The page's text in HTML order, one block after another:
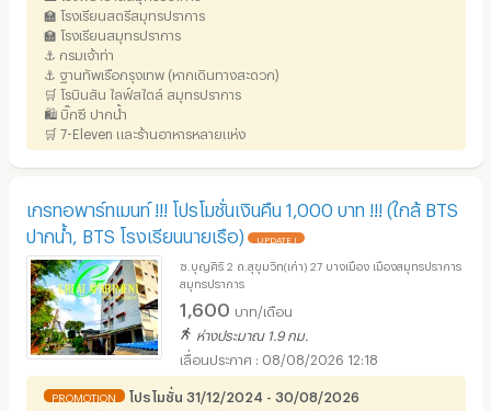
🏫 โรงเรียนสตรีสมุทรปราการ
🏫 โรงเรียนสมุทรปราการ
⚓ กรมเจ้าท่า
⚓ ฐานทัพเรือกรุงเทพ (หากเดินทางสะดวก)
🛒 โรบินสัน ไลฟ์สไตล์ สมุทรปราการ
🛍️ บิ๊กซี ปากน้ำ
🛒 7-Eleven และร้านอาหารหลายแห่ง
เกรทอพาร์ทเมนท์ !!! โปรโมชั่นเงินคืน 1,000 บาท !!! (ใกล้ BTS
ปากน้ำ, BTS โรงเรียนนายเรือ)
UPDATE !
ซ.บุญศิริ 2 ถ.สุขุมวิท(เก่า) 27 บางเมือง เมืองสมุทรปราการ
สมุทรปราการ
1,600 บาท/เดือน
ห่างประมาณ 1.9 กม.
08/08/2026 12:18
PROMOTION โปรโมชั่น 31/12/2024 - 30/08/2026